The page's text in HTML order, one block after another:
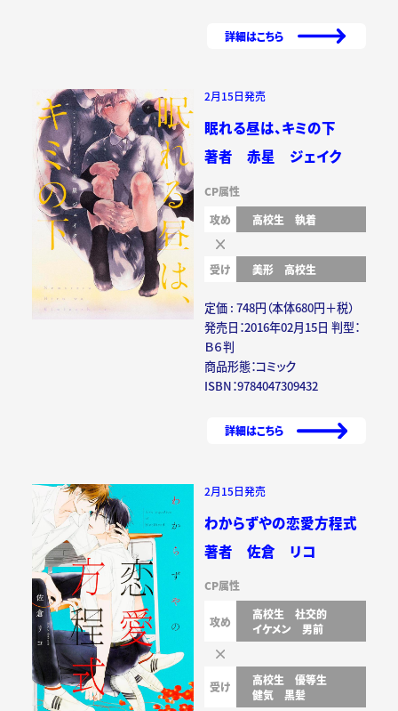
詳細はこちら
2月15日発売
眠れる昼は、キミの下
著者 赤星 ジェイク
CP属性
攻め
高校生 執着
受け 美形 高校生
定価 : 748円（本体680円＋税）
発売日：2016年02月15日 判型：
Ｂ６判
商品形態：コミック
ISBN：9784047309432
詳細はこちら
2月15日発売
わからずやの恋愛方程式
著者 佐倉 リコ
CP属性
攻め 高校生
社交的
イケメン
男前
受け 高校生
優等生
健気
黒髪